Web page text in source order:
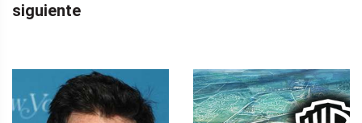
siguiente